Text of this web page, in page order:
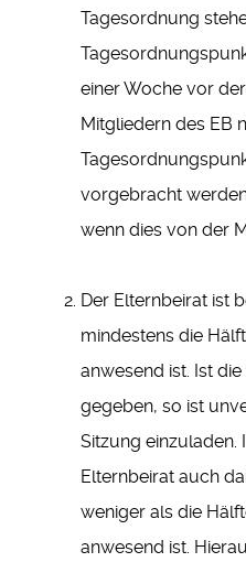
Tagesordnung
einer Woche vor
Mitgliedern des EB
vorgebracht
wenn dies von der
Der Elternbeirat ist
mindestens die
anwesend ist. Ist
gegeben, so ist
Sitzung einzuladen.
Elternbeirat auch
weniger als die
anwesend ist.